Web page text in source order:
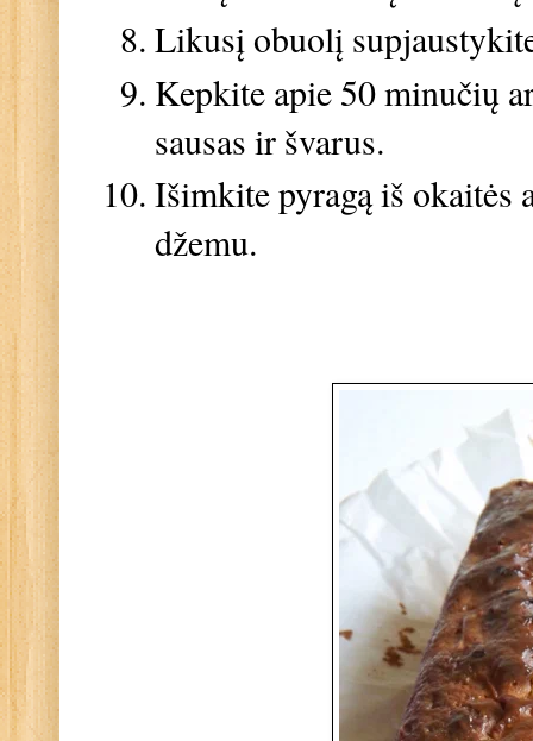
Likusį obuolį
Kepkite apie 50 minučių
sausas ir švarus.
Išimkite pyragą iš okaitės
džemu.